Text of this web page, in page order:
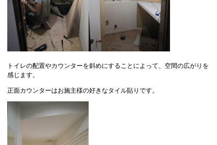
トイレの配置やカウンターを斜めにすることによって、空間の広がりを
感じます。
正面カウンターはお施主様の好きなタイル貼りです。